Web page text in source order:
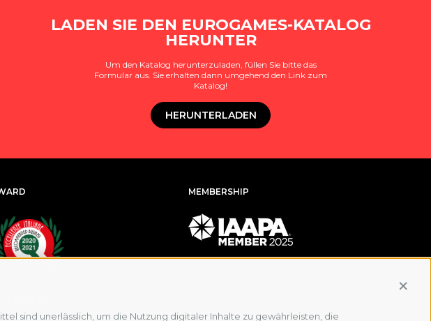
sind unerlässlich, um die Nutzung digitaler Inhalte zu gewährleisten, die
LADEN SIE DEN EUROGAMES-KATALOG
HERUNTER
Um den Katalog herunterzuladen, füllen Sie bitte das
Formular aus. Sie erhalten dann umgehend den Link zum
Katalog!
HERUNTERLADEN
MEMBERSHIP